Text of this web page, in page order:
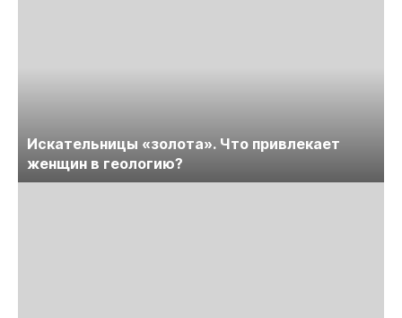
Искательницы «золота». Что привлекает
женщин в геологию?